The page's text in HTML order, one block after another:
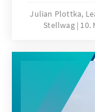
Julian Plottka,
Stellwag 10.